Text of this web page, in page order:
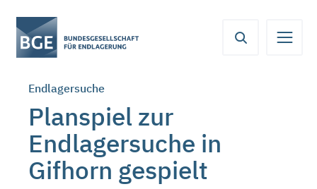
aus
folgenden
Bereichen
springen:
Inhaltsbereich
Navigation
Metamenü
Servicemenü
Endlagersuche
Planspiel zur
Endlagersuche in
Gifhorn gespielt